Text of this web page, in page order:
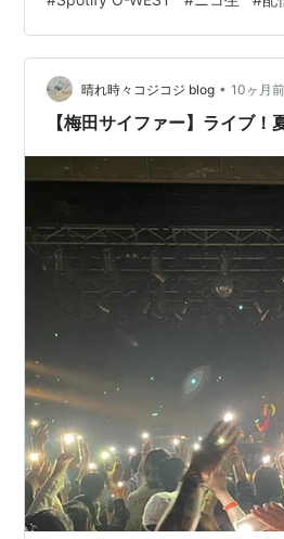
(@PIGMONZ_idol) March 8, 2026
待機中#I…
晴れ時々コジコジ blog • 10ヶ月前
【梅田サイファー】ライブ